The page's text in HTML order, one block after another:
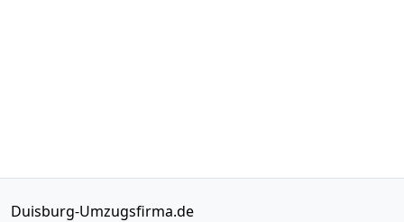
Duisburg-Umzugsfirma.de